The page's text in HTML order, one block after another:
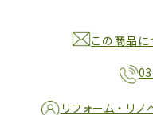
この商品
リフォーム・リノ